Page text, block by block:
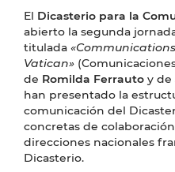
El Dicasterio para la
abierto la segunda
titulada
Vatican»
de Romilda Ferrauto y de
han presentado la
comunicación del
concretas de
direcciones nacionales
Dicasterio.